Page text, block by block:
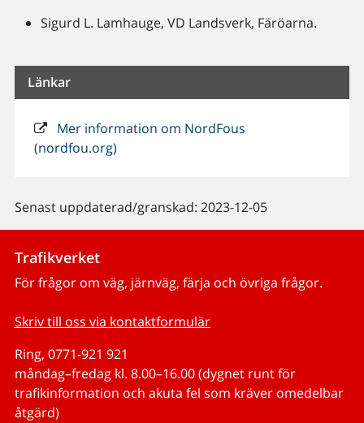
Sigurd L. Lamhauge, VD Landsverk, Färöarna.
Länkar
Mer information om NordFous
(nordfou.org)
Senast uppdaterad/granskad: 2023-12-05
Trafikverket
För frågor om väg, järnväg, färja och övriga frågor.
Skriv till oss via kontaktformulär
Ring, 0771-921 921
måndag–fredag kl. 8.00–16.00 (dygnet runt för
trafikinformation och akuta fel som kräver omedelbar
åtgärd)